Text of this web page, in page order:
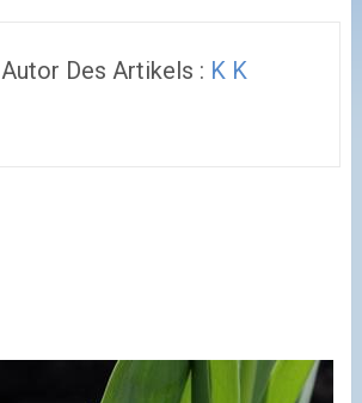
Autor Des Artikels : K K